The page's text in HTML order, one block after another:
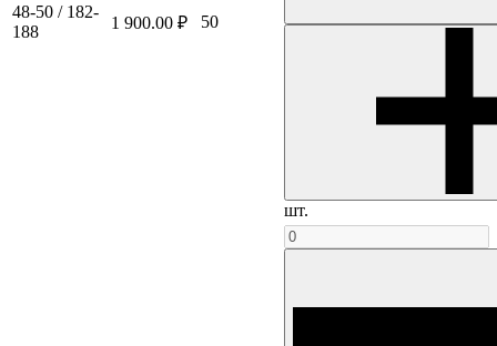
48-50 / 182-
188
1 900.00 ₽ 50
шт.